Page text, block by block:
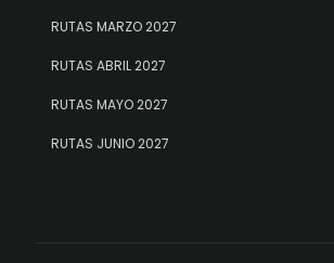
RUTAS MARZO 2027
RUTAS ABRIL 2027
RUTAS MAYO 2027
RUTAS JUNIO 2027